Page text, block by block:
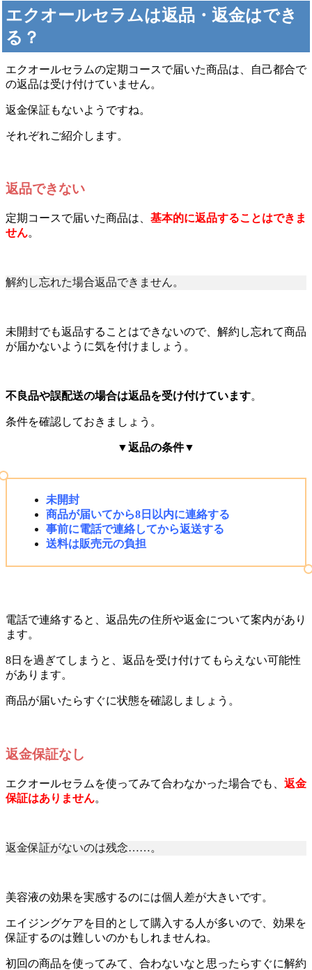
エクオールセラムは返品・返金はでき
る？
エクオールセラムの定期コースで届いた商品は、自己都合で
の返品は受け付けていません。
返金保証もないようですね。
それぞれご紹介します。
返品できない
定期コースで届いた商品は、 基本的に返品することはできま
せん。
解約し忘れた場合返品できません。
未開封でも返品することはできないので、解約し忘れて商品
が届かないように気を付けましょう。
不良品や誤配送の場合は返品を受け付けています。
条件を確認しておきましょう。
▼返品の条件▼
未開封
商品が届いてから8日以内に連絡する
事前に電話で連絡してから返送する
送料は販売元の負担
電話で連絡すると、返品先の住所や返金について案内があり
ます。
8日を過ぎてしまうと、返品を受け付けてもらえない可能性
があります。
商品が届いたらすぐに状態を確認しましょう。
返金保証なし
エクオールセラムを使ってみて合わなかった場合でも、 返金
保証はありません。
返金保証がないのは残念……。
美容液の効果を実感するのには個人差が大きいです。
エイジングケアを目的として購入する人が多いので、効果を
保証するのは難しいのかもしれませんね。
初回の商品を使ってみて、合わないなと思ったらすぐに解約